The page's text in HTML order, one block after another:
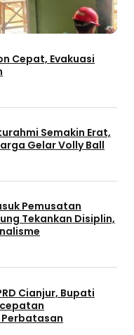
Cepat, Evakuasi
Semakin Erat,
Gelar Volly Ball
Pemusatan
Tekankan Disiplin,
Cianjur, Bupati